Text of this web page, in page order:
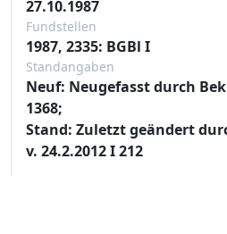
27.10.1987
Fundstellen
1987, 2335: BGBl I
Standangaben
Neuf: Neugefasst durch
1368;
Stand: Zuletzt geändert
v. 24.2.2012 I 212